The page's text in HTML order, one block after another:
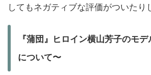
してもネガティブな評価がついたり
『蒲団』ヒロイン横山芳子のモ
について〜